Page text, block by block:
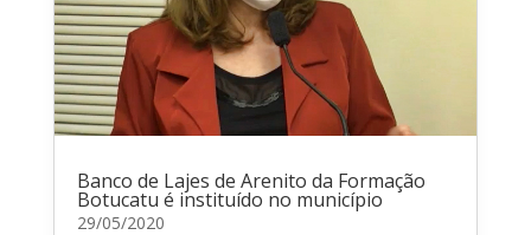
Banco de Lajes de Arenito da Formação
Botucatu é instituído no município
29/05/2020